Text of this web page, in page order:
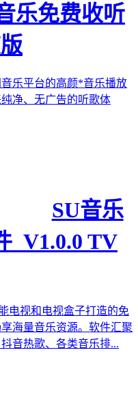
乐免费收听
乐平台的高颜*音乐播放
净、无广告的听歌体
SU音乐
_V1.0.0 TV
电视和电视盒子打造的免
海量音乐资源。软件汇聚
音热歌、各类音乐排...